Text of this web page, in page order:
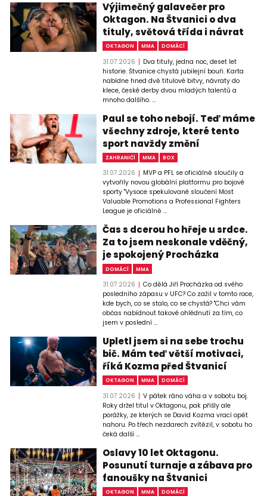
Výjimečný galavečer pro
Oktagon. Na Štvanici o dva
tituly, světová třída i návrat
OKTAGON MMA DOMÁCÍ
31.07.2026
Dva tituly, jedna noc, deset let
historie. Štvanice chystá jubilejní bouři. Karta
nabídne hned dvě titulové bitvy, návraty do
klece, české derby dvou mladých talentů a
mnoho dalšího. ...
Paul se toho nebojí. Teď máme
všechny zdroje, které tento
sport navždy změní
ZAHRANIČÍ MMA BOX
31.07.2026
MVP a PFL se oficiálně sloučily a
vytvořily novou globální platformu pro bojové
sporty "Vysoce spekulované sloučení Most
Valuable Promotions a Professional Fighters
League je oficiálně ...
Čas s dcerou ho hřeje u srdce.
Za to jsem neskonale vděčný,
je spokojený Procházka
DOMÁCÍ MMA
31.07.2026
Co dělá Jiří Procházka od svého
posledního zápasu v UFC? Co zažil v tomto roce,
kde bych, co se stalo, co se chystá? "Chci vám
občas nabídnout takové ohlédnutí za tím, co
jsem v poslední ...
Upletl jsem si na sebe trochu
bič. Mám teď větší motivaci,
říká Kozma před Štvanicí
OKTAGON MMA DOMÁCÍ
31.07.2026
V pátek ráno váha a v sobotu boj.
Roky držel titul v Oktagonu, pak přišly ale
porážky, ze kterých se David Kozma vrací opět
nahoru. Po třech nezdarech zvítězil, v sobotu ho
čeká další ...
Oslavy 10 let Oktagonu.
Posunutí turnaje a zábava pro
fanoušky na Štvanici
OKTAGON MMA DOMÁCÍ